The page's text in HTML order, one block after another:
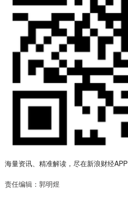
海量资讯、精准解读，尽在新浪财经APP
责任编辑：郭明煜